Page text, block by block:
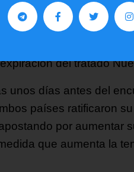
mes su compromiso
con la vista puesta
del tratado
unos días antes del
países ratificaron
por aumentar
que aumenta la